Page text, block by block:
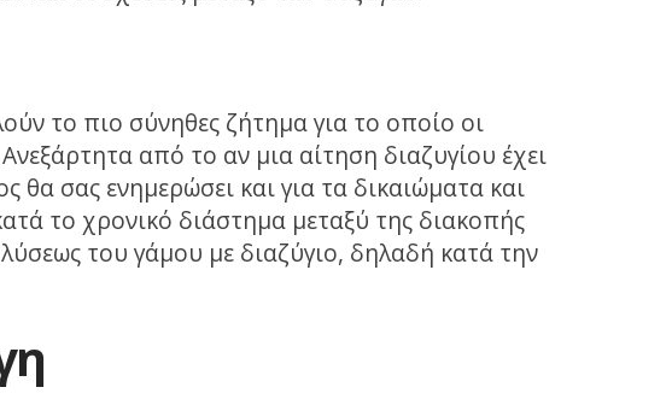
το πιο σύνηθες ζήτημα για το οποίο οι
από το αν μια αίτηση διαζυγίου έχει
θα σας ενημερώσει και για τα δικαιώματα και
το χρονικό διάστημα μεταξύ της διακοπής
του γάμου με διαζύγιο, δηλαδή κατά την